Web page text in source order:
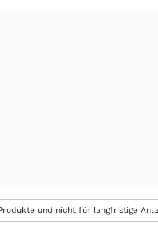
und nicht für langfristige